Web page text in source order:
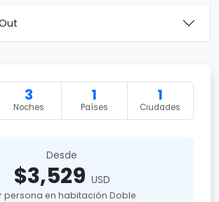
3
Noches
1
Países
1
Ciudades
Desde
$3,529 USD
persona en habitación Doble